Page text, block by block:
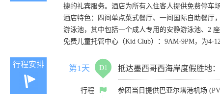
捷的礼宾服务。酒店为所有入住客人提供免费停车
酒店特色：四间单点菜式餐厅、一间国际自助餐厅
游泳池，其中包括一个成人专用的安静游泳池、2
免费儿童托管中心（Kid Club）：9AM-9PM，为4-
行程安排 第1天 D1 抵达墨西哥西海岸度假胜地：
行程
参团当日提供巴亚尔塔港机场